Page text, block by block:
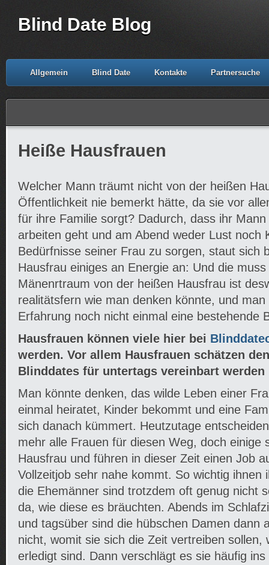
Blind Date Blog
Allgemein Blind Date Kontakte Partnersuche
Heiße Hausfrauen
Welcher Mann träumt nicht von der heißen
Öffentlichkeit nie bemerkt hätte, da sie vor
für ihre Familie sorgt? Dadurch, dass ihr
arbeiten geht und am Abend weder Lust noch
Bedürfnisse seiner Frau zu sorgen, staut sich
Hausfrau einiges an Energie an: Und die
Mänenrtraum von der heißen Hausfrau ist
realitätsfern wie man denken könnte, und
Erfahrung noch nicht einmal eine bestehende
Hausfrauen können viele hier bei
werden. Vor allem Hausfrauen schätzen
Blinddates für untertags vereinbart werden
Man könnte denken, das wilde Leben einer
einmal heiratet, Kinder bekommt und eine
sich danach kümmert. Heutzutage
mehr alle Frauen für diesen Weg, doch einige
Hausfrau und führen in dieser Zeit einen Job
Vollzeitjob sehr nahe kommt. So wichtig ihnen
die Ehemänner sind trotzdem oft genug nicht
da, wie diese es bräuchten. Abends im
und tagsüber sind die hübschen Damen dann
nicht, womit sie sich die Zeit vertreiben sollen,
erledigt sind. Dann verschlägt es sie häufig